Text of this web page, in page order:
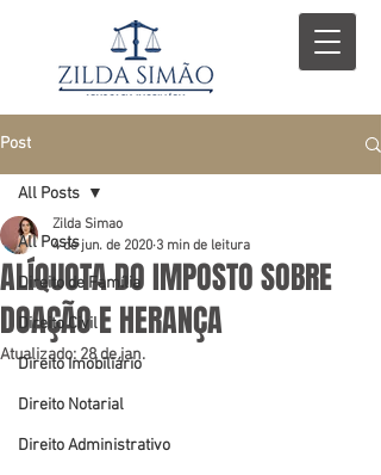
Post
All Posts
Direito de Família
Direito Civil
Direito Imobiliário
Direito Notarial
Direito Administrativo
All Posts
ALÍQUOTA DO IMPOSTO SOBRE
DOAÇÃO E HERANÇA
Zilda Simao
4 de jun. de 2020 3 min de leitura
Atualizado:28 de jan.